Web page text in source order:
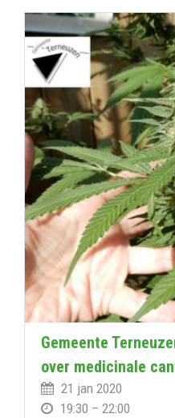
Gemeente
over medicinale
21 jan 2020
19:30 – 22:00